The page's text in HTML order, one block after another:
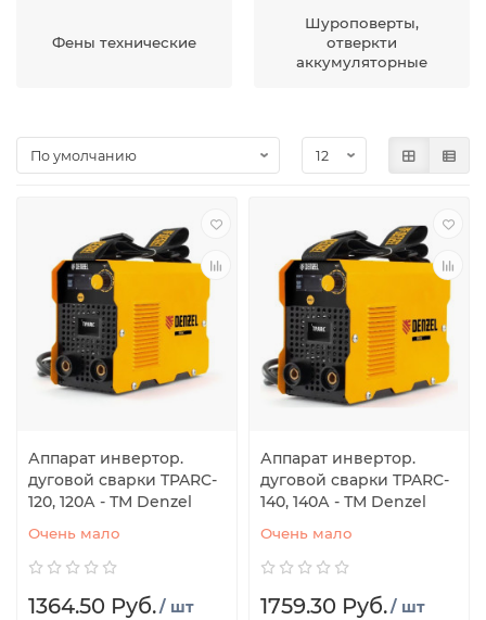
Фены технические
Шуроповерты,
отверкти
аккумуляторные
Аппарат инвертор.
дуговой сварки TPARC-
120, 120А - ТМ Denzel
Очень мало
1364.50 Руб./ шт
Аппарат инвертор.
дуговой сварки TPARC-
140, 140А - ТМ Denzel
Очень мало
1759.30 Руб./ шт